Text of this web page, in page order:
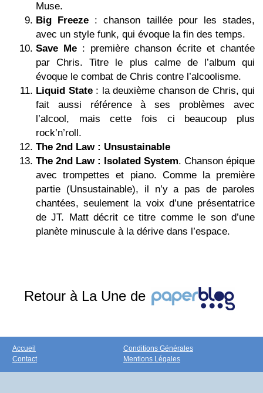
Muse.
Big Freeze : chanson taillée pour les stades,
avec un style funk, qui évoque la fin des temps.
Save Me : première chanson écrite et chantée
par Chris. Titre le plus calme de l’album qui
évoque le combat de Chris contre l’alcoolisme.
Liquid State: la deuxième chanson de Chris, qui
fait aussi référence à ses problèmes avec
l’alcool, mais cette fois ci beaucoup plus
rock’n’roll.
The 2nd Law : Unsustainable
The 2nd Law : Isolated System. Chanson épique
avec trompettes et piano. Comme la première
partie (Unsustainable), il n’y a pas de paroles
chantées, seulement la voix d’une présentatrice
de JT. Matt décrit ce titre comme le son d’une
planète minuscule à la dérive dans l’espace.
Retour à La Une de
Accueil
Contact
Conditions Générales
Mentions Légales